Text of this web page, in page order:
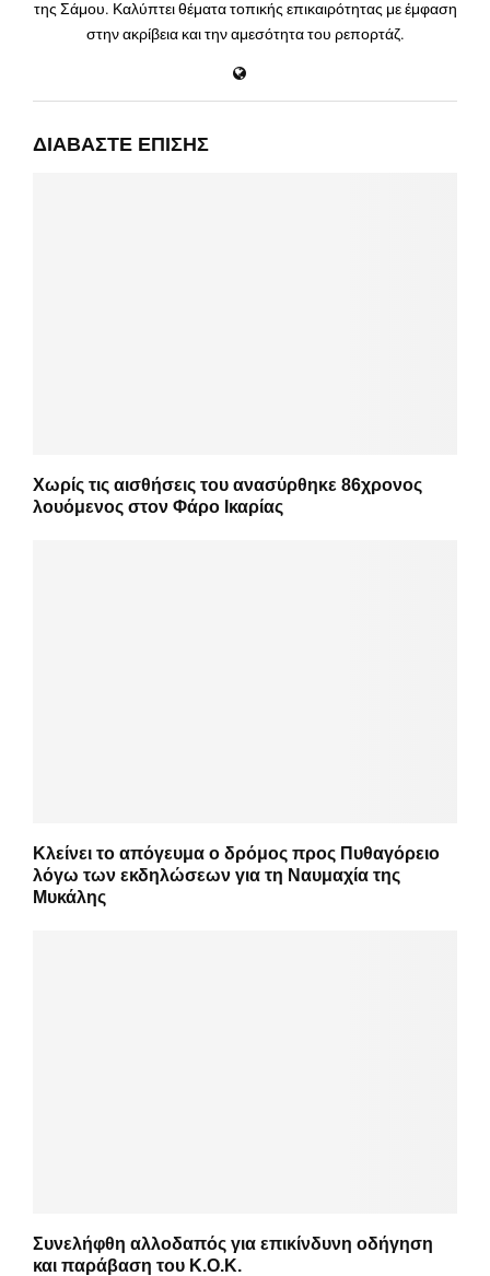
της Σάμου. Καλύπτει θέματα τοπικής επικαιρότητας με έμφαση
στην ακρίβεια και την αμεσότητα του ρεπορτάζ.
ΔΙΑΒΆΣΤΕ ΕΠΊΣΗΣ
Χωρίς τις αισθήσεις του ανασύρθηκε 86χρονος
λουόμενος στον Φάρο Ικαρίας
Κλείνει το απόγευμα ο δρόμος προς Πυθαγόρειο
λόγω των εκδηλώσεων για τη Ναυμαχία της
Μυκάλης
Συνελήφθη αλλοδαπός για επικίνδυνη οδήγηση
και παράβαση του Κ.Ο.Κ.